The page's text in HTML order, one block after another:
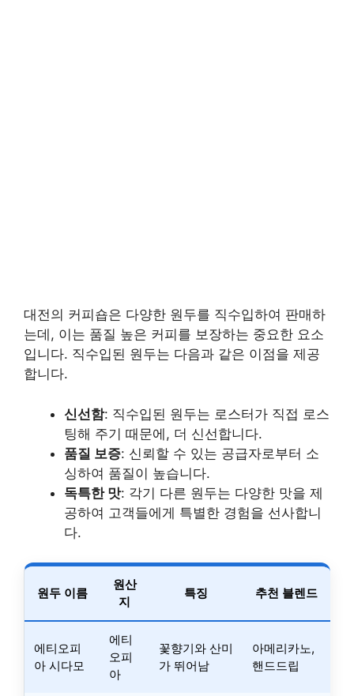
대전의 커피숍은 다양한 원두를 직수입하여 판매하
는데, 이는 품질 높은 커피를 보장하는 중요한 요소
입니다. 직수입된 원두는 다음과 같은 이점을 제공
합니다.
신선함: 직수입된 원두는 로스터가 직접 로스
팅해 주기 때문에, 더 신선합니다.
품질 보증: 신뢰할 수 있는 공급자로부터 소
싱하여 품질이 높습니다.
독특한 맛: 각기 다른 원두는 다양한 맛을 제
공하여 고객들에게 특별한 경험을 선사합니
다.
원두 이름
원산
지
특징 추천 블렌드
에티오피
아 시다모
에티
오피
아
꽃향기와 산미
가 뛰어남
아메리카노,
핸드드립